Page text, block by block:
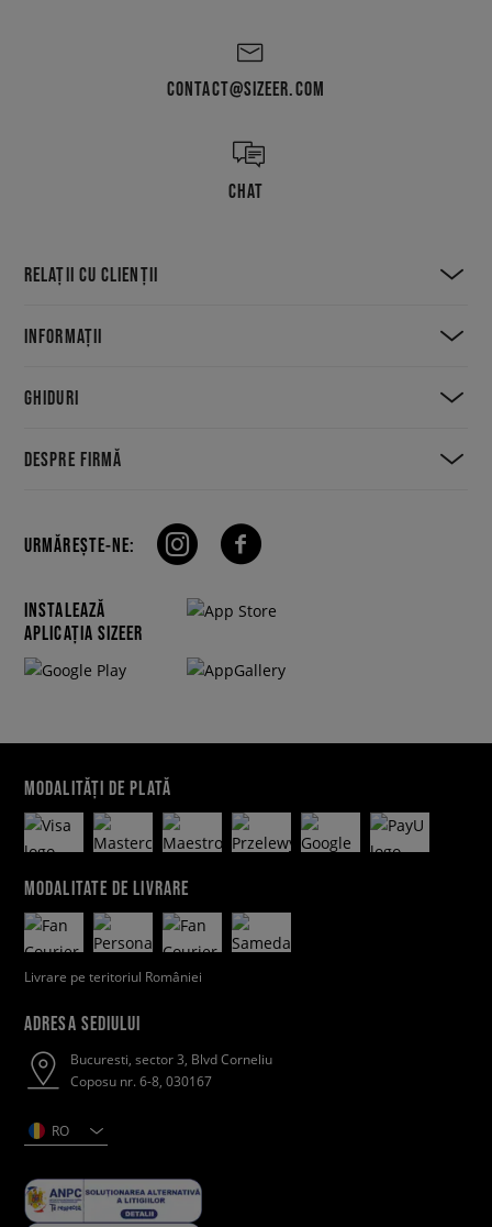
CONTACT@SIZEER.COM
CHAT
RELAȚII CU CLIENȚII
INFORMAȚII
GHIDURI
DESPRE FIRMĂ
URMĂREȘTE-NE:
INSTALEAZĂ
APLICAȚIA SIZEER
MODALITĂȚI DE PLATĂ
MODALITATE DE LIVRARE
Livrare pe teritoriul României
ADRESA SEDIULUI
Bucuresti, sector 3, Blvd Corneliu
Coposu nr. 6-8, 030167
RO